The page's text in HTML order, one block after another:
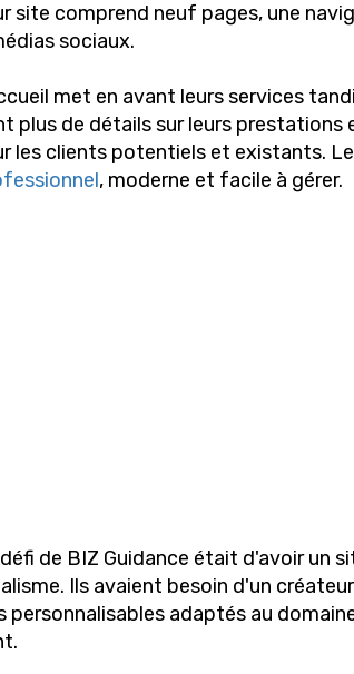
site comprend neuf pages, une
sociaux.
met en avant leurs services
plus de détails sur leurs
les clients potentiels et existants.
, moderne et facile à gérer.
de BIZ Guidance était d'avoir un
Ils avaient besoin d'un
personnalisables adaptés au